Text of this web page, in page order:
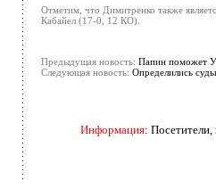
Отметим, что Димитренко также
Кабайел (17-0, 12 КО).
Предыдущая новость: Папин поможет
Следующая новость: Определились
Информация: